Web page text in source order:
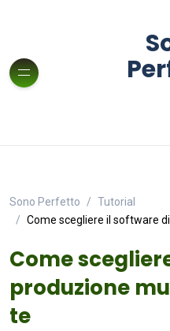
Sono Perfetto
Tutorial
Come scegliere il software
Come
produzione
te